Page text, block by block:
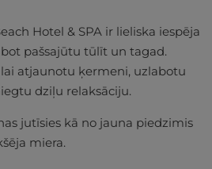
Hotel & SPA ir lieliska iespēja
pašsajūtu tūlīt un tagad.
lai atjaunotu ķermeni, uzlabotu
dziļu relaksāciju.
jutīsies kā no jauna piedzimis
miera.